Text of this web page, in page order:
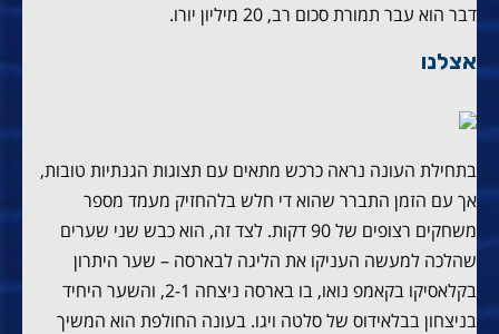
דבר הוא עבר תמורת סכום רב, 20 מיליון יורו.
אצלנו
בתחילת העונה נראה כרכש מתאים עם תצוגות הגנתיות טובות,
אך עם הזמן התברר שהוא די חלש בלהחזיק מעמד מספר
משחקים רצופים של 90 דקות. לצד זה, הוא כבש שני שערים
שהלכה למעשה העניקו את הליגה לבארסה – שער היתרון
בקלאסיקו בקאמפ נואו, בו בארסה ניצחה 2-1, והשער היחיד
בניצחון בבלאידוס של סלטה ויגו. בעונה החולפת הוא המשיך